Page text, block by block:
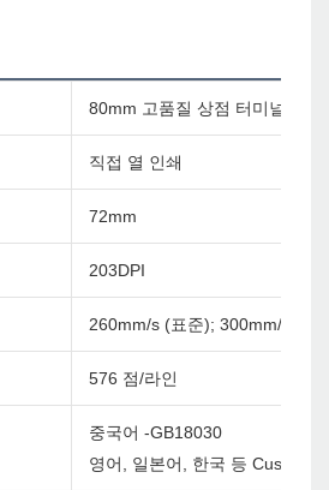
80mm 고품질 상점 터미널
직접 열 인쇄
72mm
203DPI
260mm/s (표준); 300mm/s
576 점/라인
중국어 -GB18030
영어, 일본어, 한국 등 Custom